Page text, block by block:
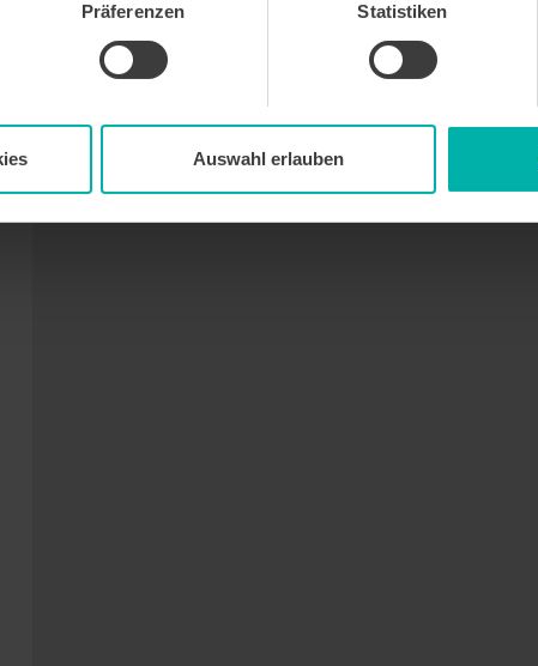
Präferenzen Statistiken
Auswahl erlauben